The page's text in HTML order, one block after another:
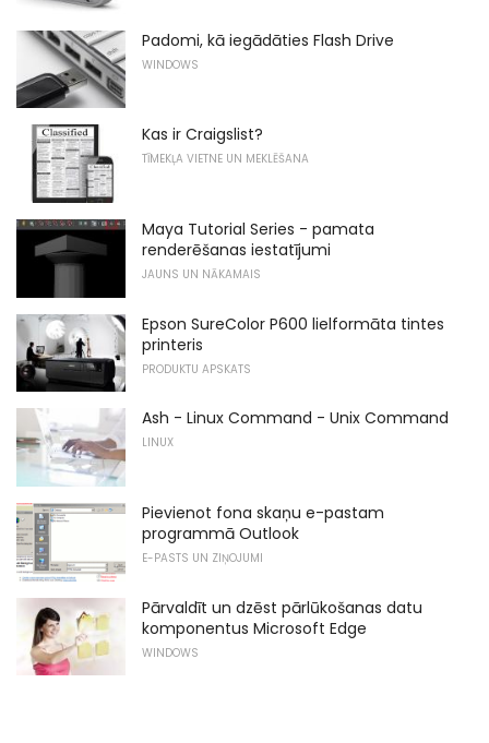
Padomi, kā iegādāties Flash Drive
WINDOWS
Kas ir Craigslist?
TĪMEKĻA VIETNE UN MEKLĒŠANA
Maya Tutorial Series - pamata
renderēšanas iestatījumi
JAUNS UN NĀKAMAIS
Epson SureColor P600 lielformāta tintes
printeris
PRODUKTU APSKATS
Ash - Linux Command - Unix Command
LINUX
Pievienot fona skaņu e-pastam
programmā Outlook
E-PASTS UN ZIŅOJUMI
Pārvaldīt un dzēst pārlūkošanas datu
komponentus Microsoft Edge
WINDOWS